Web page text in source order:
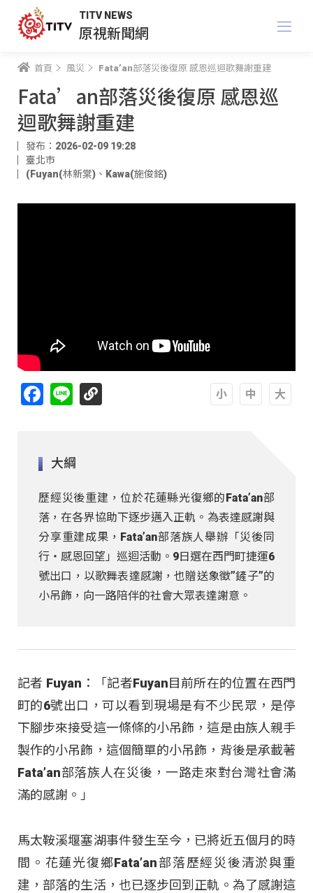
TITV NEWS
原視新聞網
首頁 風災 Fata’an部落災後復原 感恩巡迴歌舞謝重建
Fata’an部落災後復原 感恩巡
迴歌舞謝重建
發布：2026-02-09 19:28
臺北市
(Fuyan(林新棠) 、 Kawa(施俊銘)
Facebook
Line
大綱
歷經災後重建，位於花蓮縣光復鄉的Fata’an部
落，在各界協助下逐步邁入正軌。為表達感謝與
分享重建成果，Fata’an部落族人舉辦「災後同
行・感恩回望」巡迴活動。9日選在西門町捷運6
號出口，以歌舞表達感謝，也贈送象徵”鏟子”的
小吊飾，向一路陪伴的社會大眾表達謝意。
記者 Fuyan：「記者Fuyan目前所在的位置在西門
町的6號出口，可以看到現場是有不少民眾，是停
下腳步來接受這一條條的小吊飾，這是由族人親手
製作的小吊飾，這個簡單的小吊飾，背後是承載著
Fata’an部落族人在災後，一路走來對台灣社會滿
滿的感謝。」
馬太鞍溪堰塞湖事件發生至今，已將近五個月的時
間。花蓮光復鄉Fata’an部落歷經災後清淤與重
建，部落的生活，也已逐步回到正軌。為了感謝這